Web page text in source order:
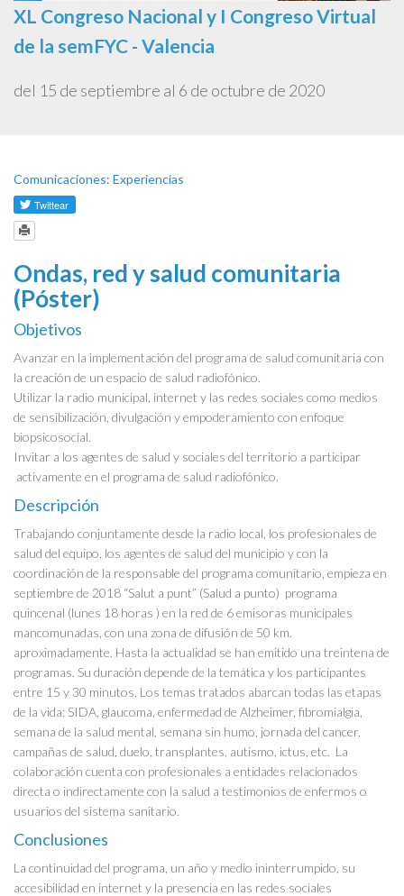
XL Congreso Nacional y I Congreso Virtual
de la semFYC - Valencia
del 15 de septiembre al 6 de octubre de 2020
Comunicaciones: Experiencias
Ondas, red y salud comunitaria
(Póster)
Objetivos
Avanzar en la implementación del programa de salud comunitaria con
la creación de un espacio de salud radiofónico.
Utilizar la radio municipal, internet y las redes sociales como medios
de sensibilización, divulgación y empoderamiento con enfoque
biopsicosocial.
Invitar a los agentes de salud y sociales del territorio a participar
activamente en el programa de salud radiofónico.
Descripción
Trabajando conjuntamente desde la radio local, los profesionales de
salud del equipo, los agentes de salud del municipio y con la
coordinación de la responsable del programa comunitario, empieza en
septiembre de 2018 “Salut a punt” (Salud a punto) programa
quincenal (lunes 18 horas ) en la red de 6 emisoras municipales
mancomunadas, con una zona de difusión de 50 km.
aproximadamente. Hasta la actualidad se han emitido una treintena de
programas. Su duración depende de la temática y los participantes
entre 15 y 30 minutos. Los temas tratados abarcan todas las etapas
de la vida: SIDA, glaucoma, enfermedad de Alzheimer, fibromialgia,
semana de la salud mental, semana sin humo, jornada del cancer,
campañas de salud, duelo, transplantes, autismo, ictus, etc. La
colaboración cuenta con profesionales a entidades relacionados
directa o indirectamente con la salud a testimonios de enfermos o
usuarios del sistema sanitario.
Conclusiones
La continuidad del programa, un año y medio ininterrumpido, su
accesibilidad en internet y la presencia en las redes sociales